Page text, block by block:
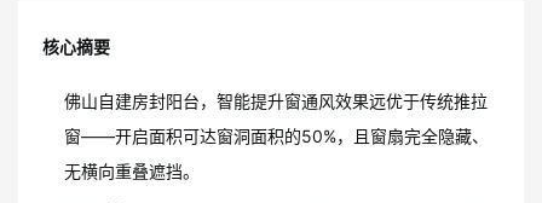
核心摘要
佛山自建房封阳台，智能提升窗通风效果远优于传统推拉
窗——开启面积可达窗洞面积的50%，且窗扇完全隐藏、
无横向重叠遮挡。